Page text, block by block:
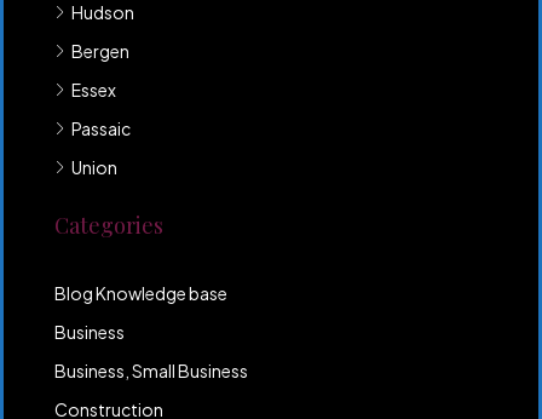
Hudson
Bergen
Essex
Passaic
Union
Categories
Blog Knowledge base
Business
Business, Small Business
Construction